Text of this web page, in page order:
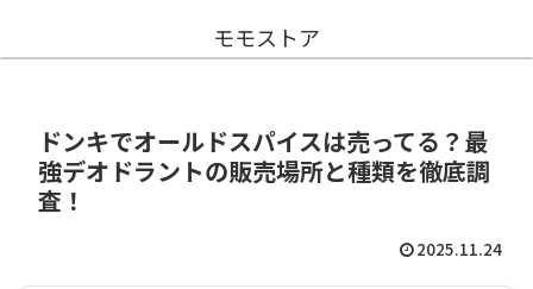
モモストア
ドンキでオールドスパイスは売ってる？最
強デオドラントの販売場所と種類を徹底調
査！
2025.11.24